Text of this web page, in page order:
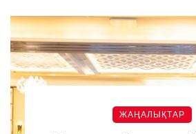
ЖАҢАЛЫҚТАР